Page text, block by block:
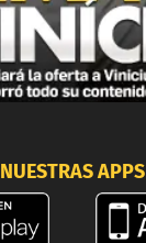
NUESTRAS APPS